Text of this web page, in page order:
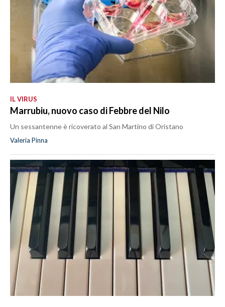
IL VIRUS
Marrubiu, nuovo caso di Febbre del Nilo
Un sessantenne è ricoverato al San Martino di Oristano
Valeria Pinna